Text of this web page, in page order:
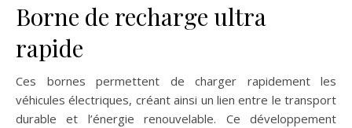
Borne de recharge ultra
rapide
Ces bornes permettent de charger rapidement les
véhicules électriques, créant ainsi un lien entre le transport
durable et l’énergie renouvelable. Ce développement